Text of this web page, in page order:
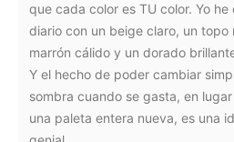
que cada color es TU color. Yo
diario con un beige claro, un topo
marrón cálido y un dorado
Y el hecho de poder cambiar
sombra cuando se gasta, en
una paleta entera nueva, es una